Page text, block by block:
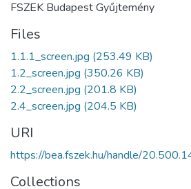
FSZEK Budapest Gyűjtemény
Files
1.1.1_screen.jpg (253.49 KB)
1.2_screen.jpg (350.26 KB)
2.2_screen.jpg (201.8 KB)
2.4_screen.jpg (204.5 KB)
URI
https://bea.fszek.hu/handle/
Collections